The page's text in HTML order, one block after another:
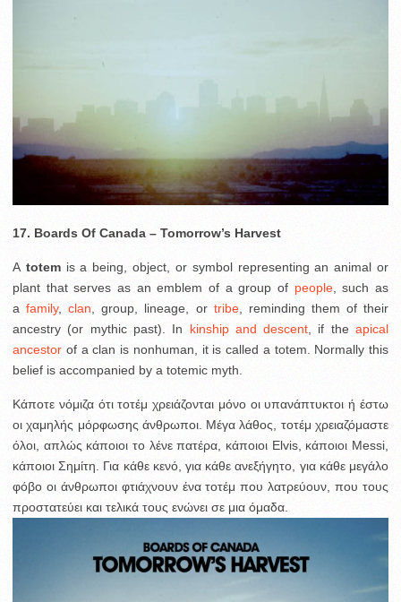
17. Boards Of Canada – Tomorrow’s Harvest
A totemis a being, object, or symbol representing an animal or
plant that serves as an emblem of a group of people, such as
afamily,clan , group, lineage, or tribe, reminding them of their
ancestry (or mythic past). In kinship and descent , if theapical
ancestor of a clan is nonhuman, it is called a totem. Normally this
belief is accompanied by a totemic myth.
Κάποτε νόμιζα ότι τοτέμ χρειάζονται μόνο οι υπανάπτυκτοι ή έστω
οι χαμηλής μόρφωσης άνθρωποι. Μέγα λάθος, τοτέμ χρειαζόμαστε
όλοι, απλώς κάποιοι το λένε πατέρα, κάποιοι Elvis, κάποιοι Messi,
κάποιοι Σημίτη. Για κάθε κενό, για κάθε ανεξήγητο, για κάθε μεγάλο
φόβο οι άνθρωποι φτιάχνουν ένα τοτέμ που λατρεύουν, που τους
προστατεύει και τελικά τους ενώνει σε μια όμαδα.